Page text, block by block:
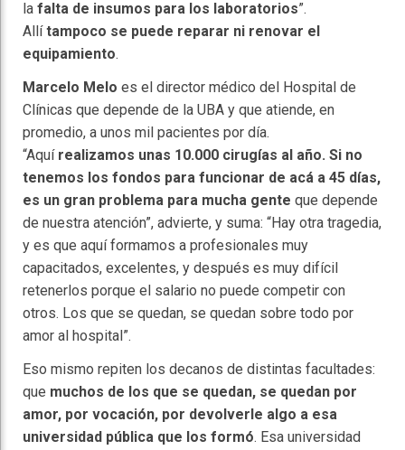
la falta de insumos para los laboratorios”.
Allítampoco se puede reparar ni renovar el
equipamiento.
Marcelo Melo es el director médico del Hospital de
Clínicas que depende de la UBA y que atiende, en
promedio, a unos mil pacientes por día.
“Aquí realizamos unas 10.000 cirugías al año. Si no
tenemos los fondos para funcionar de acá a 45 días,
es un gran problema para mucha gente que depende
de nuestra atención”, advierte, y suma: “Hay otra tragedia,
y es que aquí formamos a profesionales muy
capacitados, excelentes, y después es muy difícil
retenerlos porque el salario no puede competir con
otros. Los que se quedan, se quedan sobre todo por
amor al hospital”.
Eso mismo repiten los decanos de distintas facultades:
que muchos de los que se quedan, se quedan por
amor, por vocación, por devolverle algo a esa
universidad pública que los formó. Esa universidad